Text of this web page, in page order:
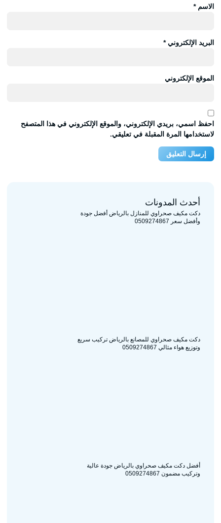
الاسم*
البريد الإلكتروني*
الموقع الإلكتروني
احفظ اسمي، بريدي الإلكتروني، والموقع الإلكتروني في هذا المتصفح
لاستخدامها المرة المقبلة في تعليقي.
أحدث المدونات
دكت مكيف صحراوي للمنازل بالرياض أفضل جودة
وأفضل سعر 0509274867
دكت مكيف صحراوي للمصانع بالرياض تركيب سريع
وتوزيع هواء مثالي 0509274867
أفضل دكت مكيف صحراوي بالرياض جودة عالية
وتركيب مضمون 0509274867